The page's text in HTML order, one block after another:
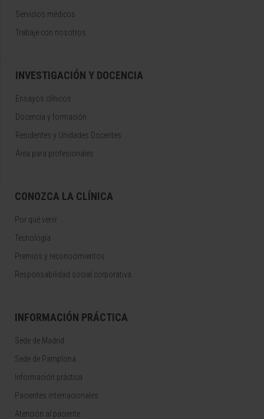
Servicios médicos
Trabaje con nosotros
INVESTIGACIÓN Y DOCENCIA
Ensayos clínicos
Docencia y formación
Residentes y Unidades Docentes
Área para profesionales
CONOZCA LA CLÍNICA
Por qué venir
Tecnología
Premios y reconocimientos
Responsabilidad social corporativa
INFORMACIÓN PRÁCTICA
Sede de Madrid
Sede de Pamplona
Información práctica
Pacientes internacionales
Atención al paciente